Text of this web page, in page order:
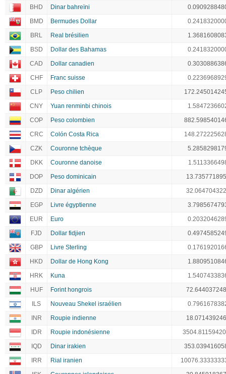
BHD
Dinar bahreïni
BMD
Bermudes Dollar
BRL
Real brésilien
BSD
Dollar des Bahamas
CAD
Dollar canadien
CHF
Franc suisse
CLP
Peso chilien
CNY
Yuan renminbi chinois
COP
Peso colombien
CRC
Colón Costa Rica
CZK
Couronne tchèque
DKK
Couronne danoise
DOP
Peso dominicain
DZD
Dinar algérien
EGP
Livre égyptienne
EUR
Euro
FJD
Dollar fidjien
GBP
Livre Sterling
HKD
Dollar de Hong Kong
HRK
Kuna
HUF
Forint hongrois
ILS
Nouveau Shekel israélien
INR
Roupie indienne
IDR
Roupie indonésienne
IQD
Dinar irakien
IRR
Rial iranien